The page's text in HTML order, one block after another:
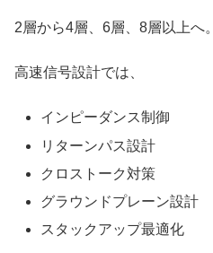
2層から4層、6層、8層以上へ。
高速信号設計では、
インピーダンス制御
リターンパス設計
クロストーク対策
グラウンドプレーン設計
スタックアップ最適化